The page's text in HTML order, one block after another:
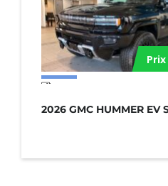
Prix